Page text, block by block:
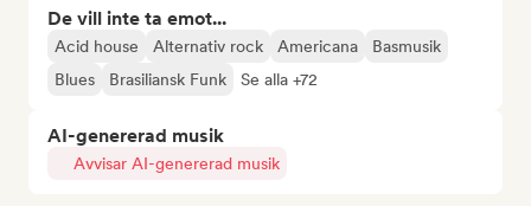
De vill inte ta emot...
Acid house Alternativ rock Americana
Basmusik
Blues
Brasiliansk Funk Se alla +72
AI-genererad musik
Avvisar AI-genererad musik